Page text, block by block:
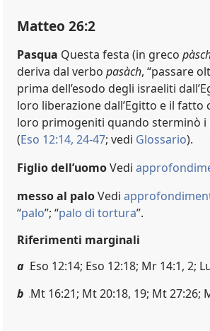
Matteo 26:2
Pasqua Questa festa (in greco
deriva dal verbo pasàch, “passare
prima dell’esodo degli israeliti
loro liberazione dall’Egitto e il fatto
loro primogeniti quando sterminò i
(Eso 12:14, 24-47; vedi Glossario).
Figlio dell’uomoVedi
messo al paloVedi
“palo”; “palo di tortura”.
Riferimenti marginali
a Eso 12:14; Eso 12:18; Mr 14:1, 2;
b Mt 16:21; Mt 20:18, 19; Mt 27:26;